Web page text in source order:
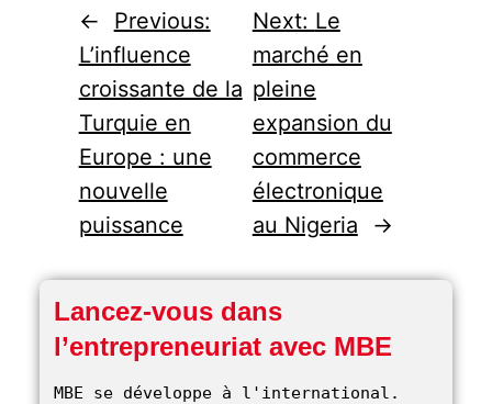
←
Previous:
L’influence
croissante de la
Turquie en
Europe : une
nouvelle
puissance
Next: Le
marché en
pleine
expansion du
commerce
électronique
au Nigeria
→
Lancez-vous dans
l’entrepreneuriat avec MBE
MBE se développe à l'international.